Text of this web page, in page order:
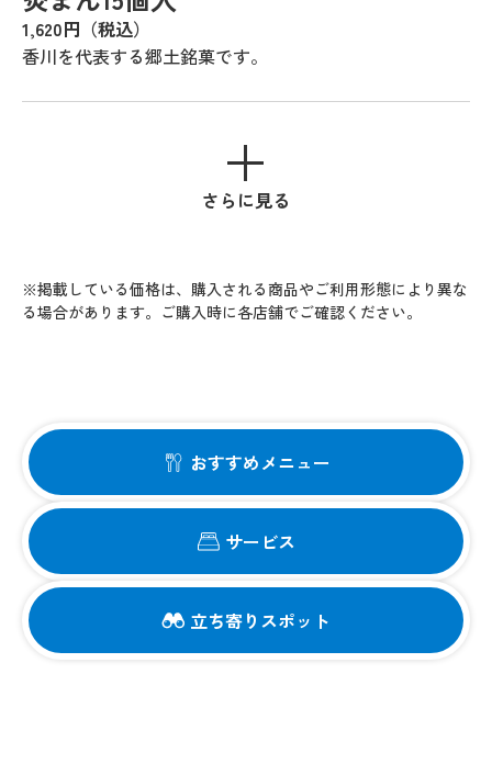
1,620円（税込）
香川を代表する郷土銘菓です。
さらに見る
※掲載している価格は、購入される商品やご利用形態により異な
る場合があります。ご購入時に各店舗でご確認ください。
おすすめメニュー
サービス
立ち寄りスポット